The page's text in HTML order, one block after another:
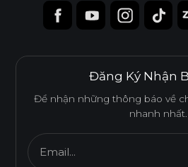
Đăng Ký Nhận
Để nhận những thông báo về
nhanh nhất.
Email...